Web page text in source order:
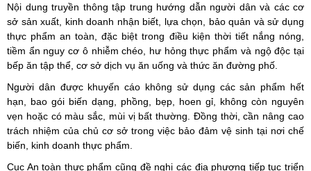
Nội dung truyền thông tập trung hướng dẫn người dân và các cơ
sở sản xuất, kinh doanh nhận biết, lựa chọn, bảo quản và sử dụng
thực phẩm an toàn, đặc biệt trong điều kiện thời tiết nắng nóng,
tiềm ẩn nguy cơ ô nhiễm chéo, hư hỏng thực phẩm và ngộ độc tại
bếp ăn tập thể, cơ sở dịch vụ ăn uống và thức ăn đường phố.
Người dân được khuyến cáo không sử dụng các sản phẩm hết
hạn, bao gói biến dạng, phồng, bẹp, hoen gỉ, không còn nguyên
vẹn hoặc có màu sắc, mùi vị bất thường. Đồng thời, cần nâng cao
trách nhiệm của chủ cơ sở trong việc bảo đảm vệ sinh tại nơi chế
biến, kinh doanh thực phẩm.
Cục An toàn thực phẩm cũng đề nghị các địa phương tiếp tục triển